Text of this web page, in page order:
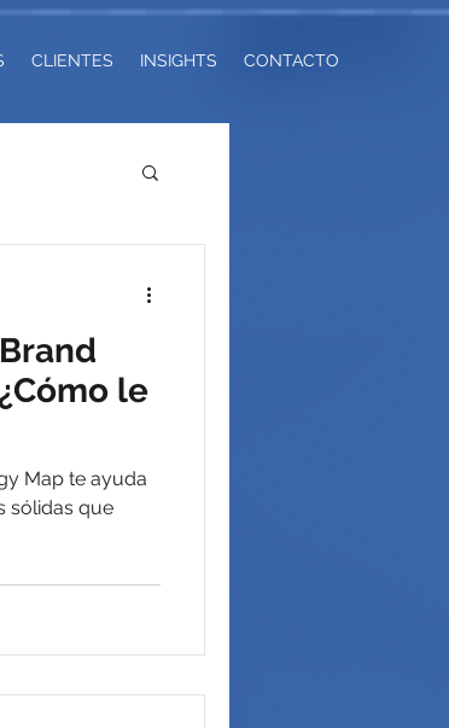
CLIENTES INSIGHTS CONTACTO
le
Map te ayuda
sólidas que